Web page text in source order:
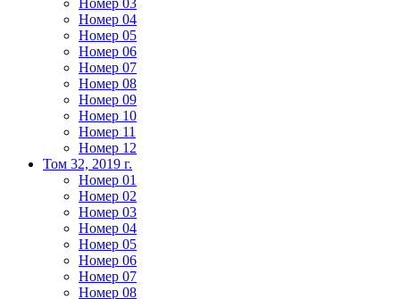
Номер 03
Номер 04
Номер 05
Номер 06
Номер 07
Номер 08
Номер 09
Номер 10
Номер 11
Номер 12
Том 32, 2019 г.
Номер 01
Номер 02
Номер 03
Номер 04
Номер 05
Номер 06
Номер 07
Номер 08